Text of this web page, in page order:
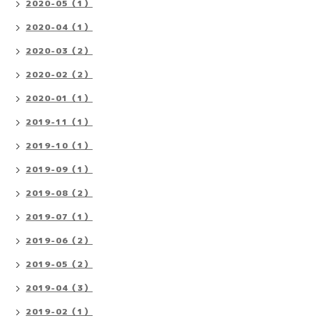
2020-05（1）
2020-04（1）
2020-03（2）
2020-02（2）
2020-01（1）
2019-11（1）
2019-10（1）
2019-09（1）
2019-08（2）
2019-07（1）
2019-06（2）
2019-05（2）
2019-04（3）
2019-02（1）